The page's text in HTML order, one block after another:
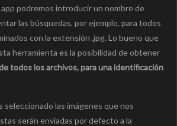
podremos introducir un nombre de
las búsquedas, por ejemplo, para todos
con la extensión .jpg. Lo bueno que
herramienta es la posibilidad de obtener
todos los archivos, para una identificación
seleccionado las imágenes que nos
serán enviadas por defecto a la